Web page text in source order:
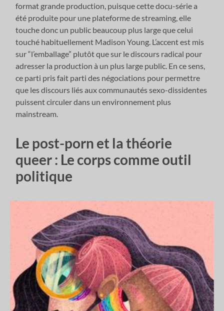
format grande production, puisque cette docu-série a
été produite pour une plateforme de streaming, elle
touche donc un public beaucoup plus large que celui
touché habituellement Madison Young. L’accent est mis
sur “l’emballage” plutôt que sur le discours radical pour
adresser la production à un plus large public. En ce sens,
ce parti pris fait parti des négociations pour permettre
que les discours liés aux communautés sexo-dissidentes
puissent circuler dans un environnement plus
mainstream.
Le post-porn et la théorie
queer : Le corps comme outil
politique